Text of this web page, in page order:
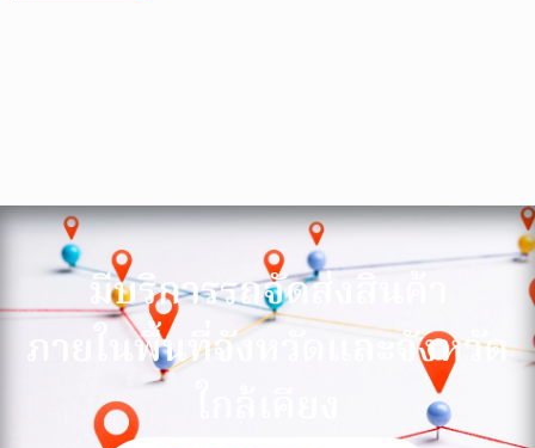
มีบริการรถจัดส่งสินค้า
ภายในพื้นที่จังหวัดและจังหวัด